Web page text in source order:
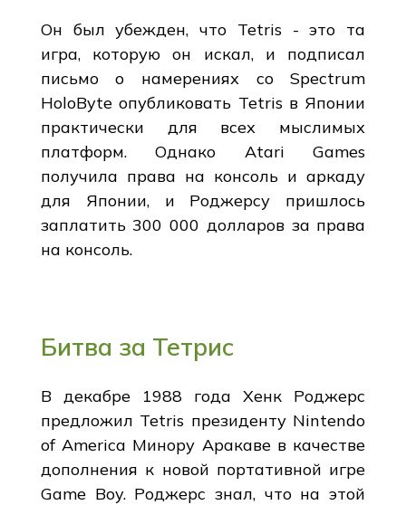
Он был убежден, что Tetris - это та
игра, которую он искал, и подписал
письмо о намерениях со Spectrum
HoloByte опубликовать Tetris в Японии
практически для всех мыслимых
платформ. Однако Atari Games
получила права на консоль и аркаду
для Японии, и Роджерсу пришлось
заплатить 300 000 долларов за права
на консоль.
Битва за Тетрис
В декабре 1988 года Хенк Роджерс
предложил Tetris президенту Nintendo
of America Минору Аракаве в качестве
дополнения к новой портативной игре
Game Boy. Роджерс знал, что на этой